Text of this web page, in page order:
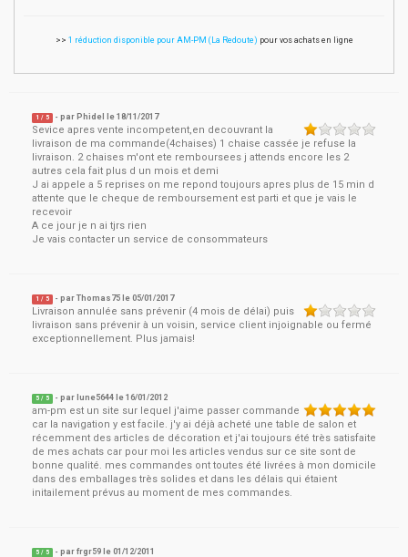
>> 1 réduction disponible pour AM-PM (La Redoute) pour vos achats en ligne
1 / 5 - par Phidel le18/11/2017
Sevice apres vente incompetent,en decouvrant la
livraison de ma commande(4chaises) 1 chaise cassée je refuse la
livraison. 2 chaises m'ont ete remboursees j attends encore les 2
autres cela fait plus d un mois et demi
J ai appele a 5 reprises on me repond toujours apres plus de 15 min d
attente que le cheque de remboursement est parti et que je vais le
recevoir
A ce jour je n ai tjrs rien
Je vais contacter un service de consommateurs
1 / 5 - parThomas75 le05/01/2017
Livraison annulée sans prévenir (4 mois de délai) puis
livraison sans prévenir à un voisin, service client injoignable ou fermé
exceptionnellement. Plus jamais!
5 / 5 - par lune5644 le16/01/2012
am-pm est un site sur lequel j'aime passer commande
car la navigation y est facile. j'y ai déjà acheté une table de salon et
récemment des articles de décoration et j'ai toujours été très satisfaite
de mes achats car pour moi les articles vendus sur ce site sont de
bonne qualité. mes commandes ont toutes été livrées à mon domicile
dans des emballages très solides et dans les délais qui étaient
initailement prévus au moment de mes commandes.
5 / 5 - parfrgr59 le01/12/2011